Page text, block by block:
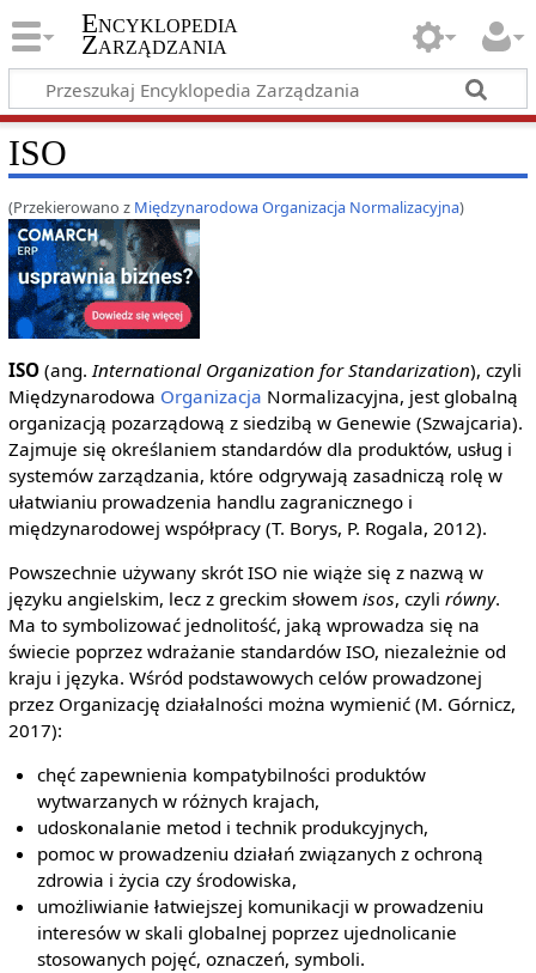
Encyklopedia
Zarządzania
ISO
(Przekierowano z Międzynarodowa Organizacja Normalizacyjna)
ISO(ang.International Organization for Standarization), czyli
Międzynarodowa Organizacja Normalizacyjna, jest globalną
organizacją pozarządową z siedzibą w Genewie (Szwajcaria).
Zajmuje się określaniem standardów dla produktów, usług i
systemów zarządzania, które odgrywają zasadniczą rolę w
ułatwianiu prowadzenia handlu zagranicznego i
międzynarodowej współpracy (T. Borys, P. Rogala, 2012).
Powszechnie używany skrót ISO nie wiąże się z nazwą w
języku angielskim, lecz z greckim słowem isos, czyli równy.
Ma to symbolizować jednolitość, jaką wprowadza się na
świecie poprzez wdrażanie standardów ISO, niezależnie od
kraju i języka. Wśród podstawowych celów prowadzonej
przez Organizację działalności można wymienić (M. Górnicz,
2017):
chęć zapewnienia kompatybilności produktów
wytwarzanych w różnych krajach,
udoskonalanie metod i technik produkcyjnych,
pomoc w prowadzeniu działań związanych z ochroną
zdrowia i życia czy środowiska,
umożliwianie łatwiejszej komunikacji w prowadzeniu
interesów w skali globalnej poprzez ujednolicanie
stosowanych pojęć, oznaczeń, symboli.